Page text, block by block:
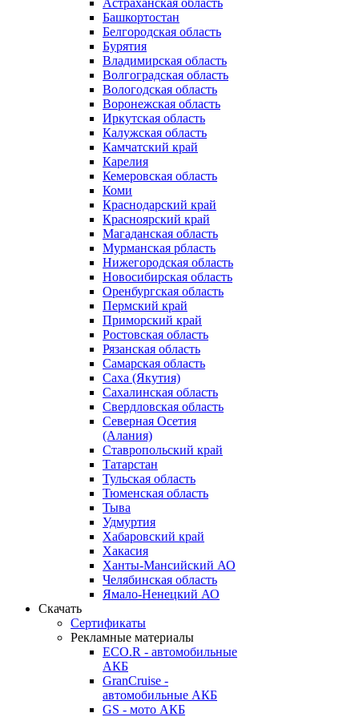
Астраханская область
Башкортостан
Белгородская область
Бурятия
Владимирская область
Волгоградская область
Вологодская область
Воронежская область
Иркутская область
Калужская область
Камчатский край
Карелия
Кемеровская область
Коми
Краснодарский край
Красноярский край
Магаданская область
Мурманская рбласть
Нижегородская область
Новосибирская область
Оренбургская область
Пермский край
Приморский край
Ростовская область
Рязанская область
Самарская область
Саха (Якутия)
Сахалинская область
Свердловская область
Северная Осетия
(Алания)
Ставропольский край
Татарстан
Тульская область
Тюменская область
Тыва
Удмуртия
Хабаровский край
Хакасия
Ханты-Мансийский АО
Челябинская область
Ямало-Ненецкий АО
Скачать
Сертификаты
Рекламные материалы
ECO.R - автомобильные
АКБ
GranCruise -
автомобильные АКБ
GS - мото АКБ